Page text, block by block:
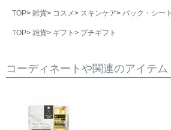
TOP 雑貨 コスメ スキンケア パック・シー
TOP 雑貨 ギフト プチギフト
コーディネートや関連のアイテム